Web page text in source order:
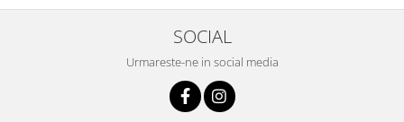
SOCIAL
Urmareste-ne in social media